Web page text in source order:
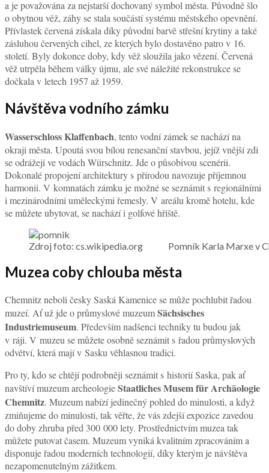
a je považována za nejstarší dochovaný symbol města. Původně šlo
o obytnou věž, záhy se stala součástí systému městského opevnění.
Přívlastek červená získala díky původní barvě střešní krytiny a také
zásluhou červených cihel, ze kterých bylo dostavěno patro v 16.
století. Byly dokonce doby, kdy věž sloužila jako vězení. Červená
věž utrpěla během války újmu, ale své náležité rekonstrukce se
dočkala v letech 1957 až 1959.
Návštěva vodního zámku
Wasserschloss Klaffenbach, tento vodní zámek se nachází na
okraji města. Upoutá svou bílou renesanční stavbou, jejíž vnější zdi
se odrážejí ve vodách Würschnitz. Jde o působivou scenérii.
Dokonalé propojení architektury s přírodou navozuje příjemnou
harmonii. V komnatách zámku je možné se seznámit s regionálními
i mezinárodními uměleckými řemesly. V areálu kromě hotelu, kde
se můžete ubytovat, se nachází i golfové hřiště.
Zdroj foto: cs.wikipedia.org Pomník Karla Marxe v
Muzea coby chlouba města
Chemnitz neboli česky Saská Kamenice se může pochlubit řadou
muzeí. Ať už jde o průmyslové muzeumSächsisches
Industriemuseum. Především nadšenci techniky tu budou jak
v ráji. V muzeu se můžete osobně seznámit s řadou průmyslových
odvětví, která mají v Sasku věhlasnou tradici.
Pro ty, kdo se chtějí podrobněji seznámit s historií Saska, pak ať
navštíví muzeum archeologieStaatliches Musem für Archäologie
Chemnitz. Muzeum nabízí jedinečný pohled do minulosti, a když
zmiňujeme do minulosti, tak věřte, že vás zdejší expozice zavedou
do doby zhruba před 300 000 lety. Prostřednictvím muzea tak
můžete putovat časem. Muzeum vyniká kvalitním zpracováním a
disponuje řadou moderních technologií, díky kterým je návštěva
nezapomenutelným zážitkem.